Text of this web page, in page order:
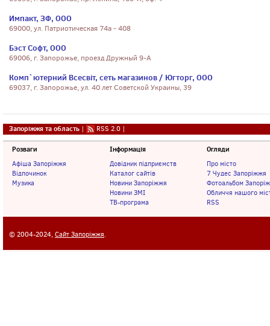
Импакт, ЗФ, ООО
69000, ул. Патриотическая 74а - 408
Бэст Софт, ООО
69006, г. Запорожье, проезд Дружный 9-А
Комп`ютерний Всесвiт, сеть магазинов / Югторг, ООО
69037, г. Запорожье, ул. 40 лет Советской Украины, 39
Запоріжжя та область | RSS 2.0 |
Розваги
Афіша Запоріжжя
Відпочинок
Музика
Інформація
Довідник підприємств
Каталог сайтів
Новини Запоріжжя
Новини ЗМІ
ТВ-програма
Огляди
Про місто
7 Чудес Запоріжжя
Фотоальбом
Обличчя нашого
RSS
© 2004-2024, Сайт Запоріжжя.